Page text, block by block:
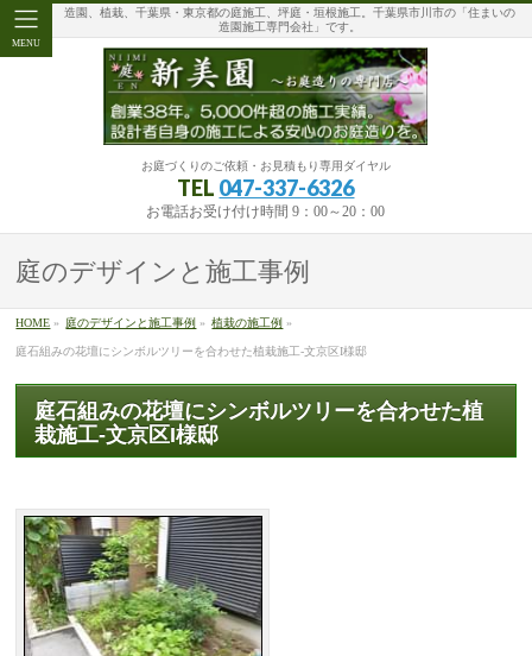
MENU
造園、植栽、千葉県・東京都の庭施工、坪庭・垣根施工。千葉県市川市の「住まいの
造園施工専門会社」です。
お庭づくりのご依頼・お見積もり専用ダイヤル
TEL 047-337-6326
お電話お受け付け時間 9：00～20：00
庭のデザインと施工事例
HOME » 庭のデザインと施工事例 » 植栽の施工例 »
庭石組みの花壇にシンボルツリーを合わせた植栽施工-文京区I様邸
庭石組みの花壇にシンボルツリーを合わせた植
栽施工-文京区I様邸